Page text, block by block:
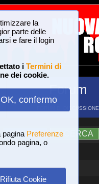
la
parte delle
e fare il login
i Termini di
dei cookie.
OK, confermo
pagina Preferenze
pagina, o
Rifiuta Cookie
Forum
FORUM DI DISCUSSIONE
?AIUTO RICERCA